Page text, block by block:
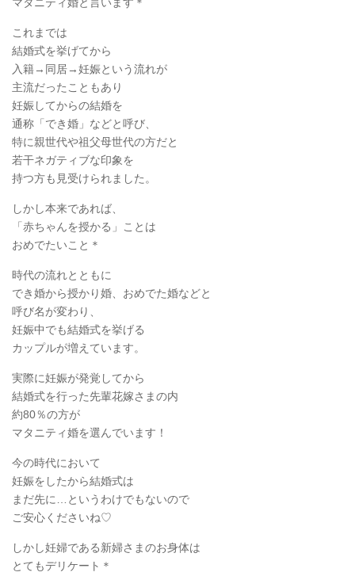
これまでは
結婚式を挙げてから
入籍→同居→妊娠という流れが
主流だったこともあり
妊娠してからの結婚を
通称「でき婚」などと呼び、
特に親世代や祖父母世代の方だと
若干ネガティブな印象を
持つ方も見受けられました。
しかし本来であれば、
「赤ちゃんを授かる」ことは
おめでたいこと＊
時代の流れとともに
でき婚から授かり婚、おめでた婚などと
呼び名が変わり、
妊娠中でも結婚式を挙げる
カップルが増えています。
実際に妊娠が発覚してから
結婚式を行った先輩花嫁さまの内
約80％の方が
マタニティ婚を選んでいます！
今の時代において
妊娠をしたから結婚式は
まだ先に…というわけでもないので
ご安心くださいね♡
しかし妊婦である新婦さまのお身体は
とてもデリケート＊